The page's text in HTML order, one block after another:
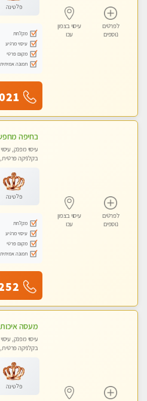
לפרטים
נוספים
עיסוי בצפון
עכו
פלטינה
מקלחת
עיסוי מרגיע
מקום פרטי
תמונה אמיתית
לפרטים
נוספים
עיסוי בצפון
עכו
עיסוי מפנק,
בקלניקה
פלטינה
מקלחת
עיסוי מרגיע
מקום פרטי
תמונה אמיתית
עיסוי מפנק,
בקלניקה
פלטינה